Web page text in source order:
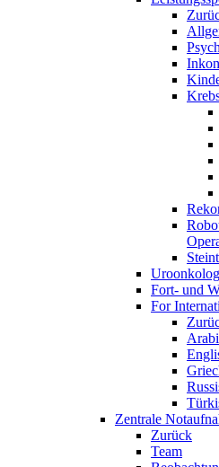
Fort- und
For
Zentrale
Zurück
Team